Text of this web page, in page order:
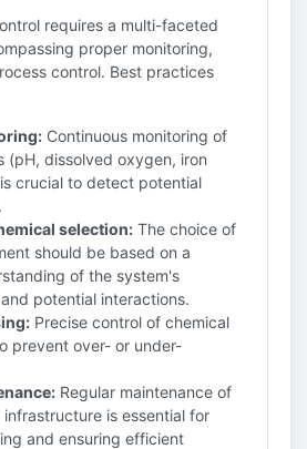
requires a multi-faceted
proper monitoring,
control. Best practices
Continuous monitoring of
(pH, dissolved oxygen, iron
crucial to detect potential
selection: The choice of
should be based on a
of the system's
potential interactions.
Precise control of chemical
prevent over- or under-
Regular maintenance of
is essential for
and ensuring efficient